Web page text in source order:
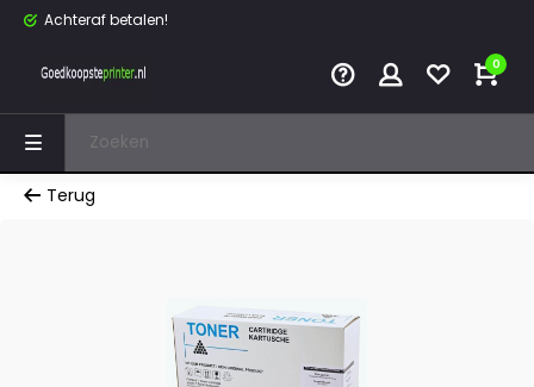
Achteraf betalen!
0
Terug